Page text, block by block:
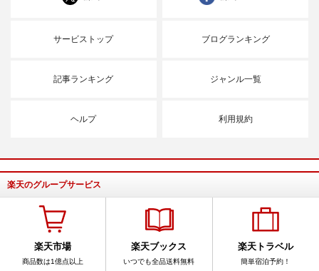
サービストップ ブログランキング
記事ランキング ジャンル一覧
ヘルプ 利用規約
楽天のグループサービス
楽天市場
商品数は1億点以上
楽天ブックス
いつでも全品送料無料
楽天トラベル
簡単宿泊予約！